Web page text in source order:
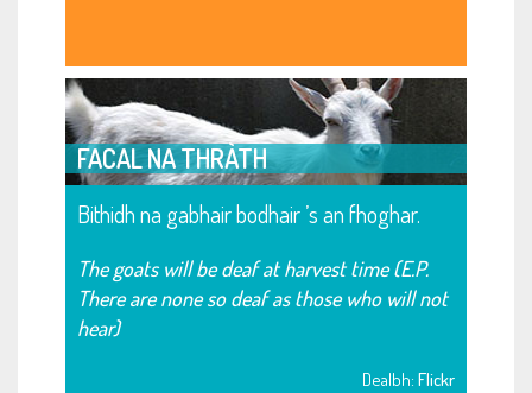
FACAL NA THRÀTH
Bithidh na gabhair bodhair ’s an fhoghar.
The goats will be deaf at harvest time (E.P.
There are none so deaf as those who will not
hear)
Dealbh: Flickr